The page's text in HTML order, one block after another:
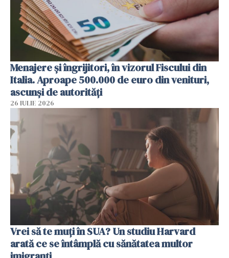
Menajere și îngrijitori, în vizorul Fiscului din
Italia. Aproape 500.000 de euro din venituri,
ascunși de autorități
26 IULIE 2026
Vrei să te muți în SUA? Un studiu Harvard
arată ce se întâmplă cu sănătatea multor